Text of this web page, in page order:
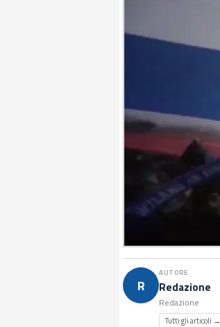
R
AUTORE
Redazione
Redazione
Tutti gli articoli →